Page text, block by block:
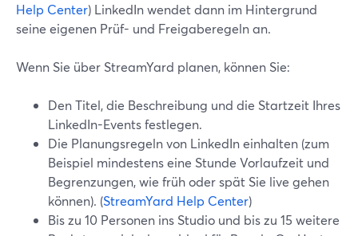
Help Center) LinkedIn wendet dann im Hintergrund
seine eigenen Prüf- und Freigaberegeln an.
Wenn Sie über StreamYard planen, können Sie:
Den Titel, die Beschreibung und die Startzeit Ihres
LinkedIn-Events festlegen.
Die Planungsregeln von LinkedIn einhalten (zum
Beispiel mindestens eine Stunde Vorlaufzeit und
Begrenzungen, wie früh oder spät Sie live gehen
können). (StreamYard Help Center)
Bis zu 10 Personen ins Studio und bis zu 15 weitere